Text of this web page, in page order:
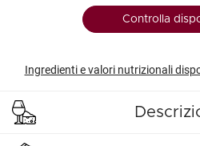
Controlla
Ingredienti e valori nutrizionali